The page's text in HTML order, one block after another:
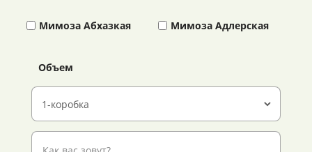
Мимоза Абхазкая Мимоза Адлерская
Объем